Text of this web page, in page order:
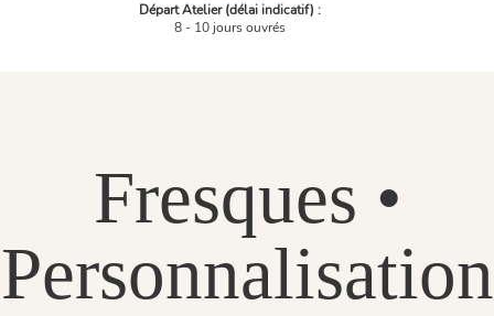
Départ Atelier (délai indicatif) :
8 - 10 jours ouvrés
Fresques •
Personnalisation